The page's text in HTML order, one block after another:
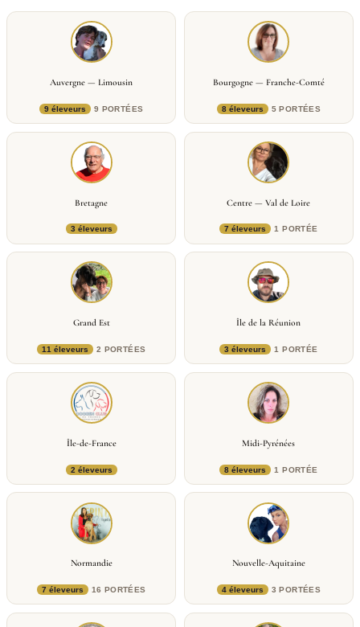
Auvergne — Limousin
9 éleveurs 9 PORTÉES
Bourgogne — Franche-Comté
8 éleveurs 5 PORTÉES
Bretagne
3 éleveurs
Centre — Val de Loire
7 éleveurs 1 PORTÉE
Grand Est
11 éleveurs 2 PORTÉES
Île de la Réunion
3 éleveurs 1 PORTÉE
Île-de-France
2 éleveurs
Midi-Pyrénées
8 éleveurs 1 PORTÉE
Normandie
7 éleveurs 16 PORTÉES
Nouvelle-Aquitaine
4 éleveurs 3 PORTÉES